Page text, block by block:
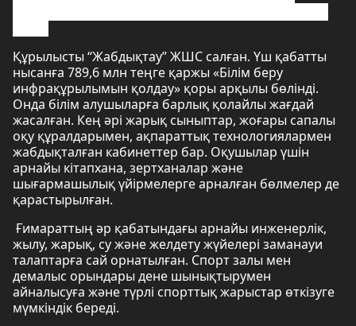
Құрылысты “Жабдықтау” ЖШС салған. Үш қабатты
нысанға 789,6 млн теңге қаржы «Білім беру
инфрақұрылымын қолдау» қоры арқылы бөлінді.
Онда білім алушыларға барлық қолайлы жағдай
жасалған. Кең әрі жарық сыныптар, жоғары сапалы
оқу құралдарымен, ақпараттық технологиялармен
жабдықталған кабинеттер бар. Оқушылар үшін
арнайы кітапхана, зертханалар және
шығармашылық үйірмелерге арналған бөлмелер де
қарастырылған.
Ғимараттың әр қабатындағы арнайы инженерлік,
жылу, жарық, су және желдету жүйелері заманауи
талаптарға сай орнатылған. Спорт залы мен
демалыс орындары дене шынықтырумен
айналысуға және түрлі спорттық жарыстар өткізуге
мүмкіндік береді.